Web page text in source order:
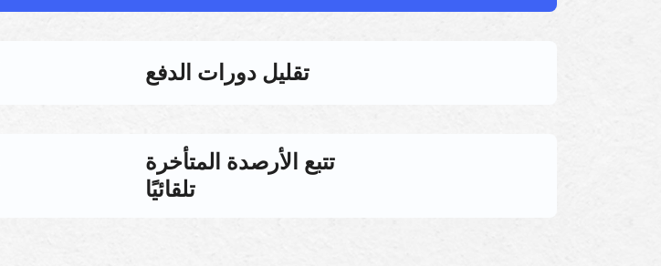
تقليل دورات الدفع
تتبع الأرصدة المتأخرة
تلقائيًا